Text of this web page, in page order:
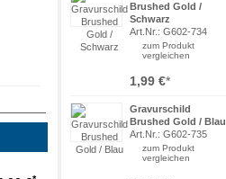
Brushed Gold /
Schwarz
Art.Nr.: G602-734
zum Produkt
vergleichen
1,99 €*
Gravurschild
Brushed Gold / Blau
Art.Nr.: G602-735
zum Produkt
vergleichen